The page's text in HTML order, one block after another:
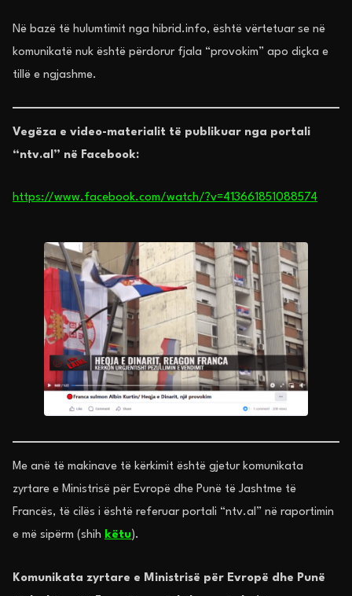
Në bazë të hulumtimit nga hibrid.info, është vërtetuar se në
komunikatë nuk është përdorur fjala “provokim” apo diçka e
tillë e ngjashme.
Vegëza e video-materialit të publikuar nga portali
“ntv.al” në Facebook:
https://www.facebook.com/watch/?v=413661851088574
Me anë të makinave të kërkimit është gjetur komunikata
zyrtare e Ministrisë për Evropë dhe Punë të Jashtme të
Francës, të cilës i është referuar portali “ntv.al” në raportimin
e më sipërm (shih këtu).
Komunikata zyrtare e Ministrisë për Evropë dhe Punë